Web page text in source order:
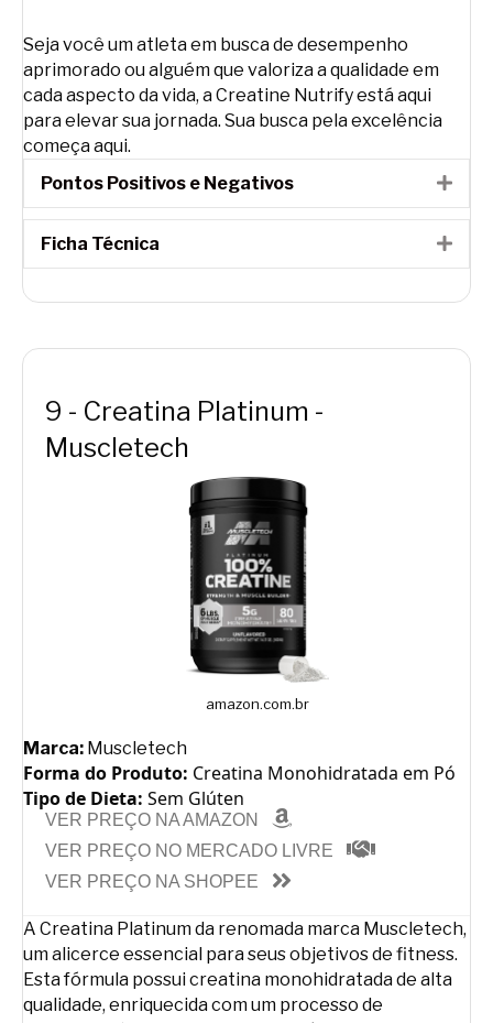
Seja você um atleta em busca de desempenho
aprimorado ou alguém que valoriza a qualidade em
cada aspecto da vida, a Creatine Nutrify está aqui
para elevar sua jornada. Sua busca pela excelência
começa aqui.
Pontos Positivos e Negativos
Ficha Técnica
9 - Creatina Platinum -
Muscletech
amazon.com.br
Marca: Muscletech
Forma do Produto: Creatina Monohidratada em Pó
Tipo de Dieta: Sem Glúten
VER PREÇO NA AMAZON
VER PREÇO NO MERCADO LIVRE
VER PREÇO NA SHOPEE
A Creatina Platinum da renomada marca Muscletech,
um alicerce essencial para seus objetivos de fitness.
Esta fórmula possui creatina monohidratada de alta
qualidade, enriquecida com um processo de